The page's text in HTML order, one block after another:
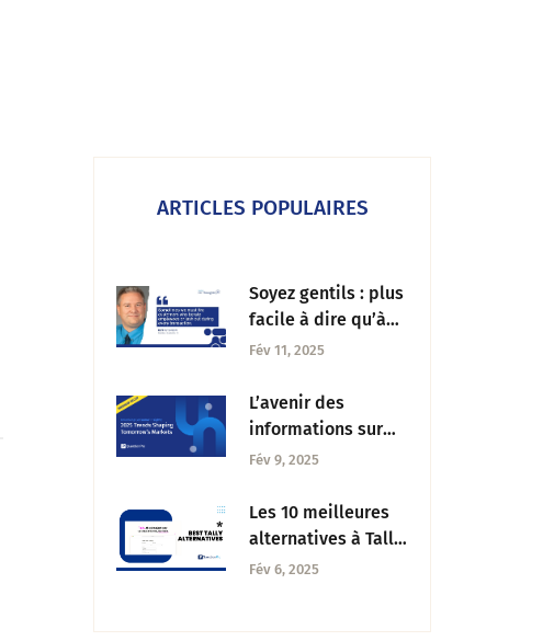
ARTICLES POPULAIRES
Soyez gentils : plus
facile à dire qu’à
faire | Tuesday CX
Fév 11, 2025
L’avenir des
informations sur
les consommateurs
enseignements
pour 2025 et au-
delà
Fév 9, 2025
Les 10 meilleures
alternatives à Tally
Forms en 2025
Fév 6, 2025